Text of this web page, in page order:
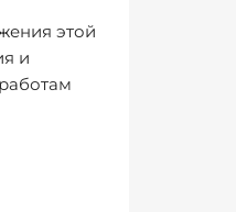
этой
и